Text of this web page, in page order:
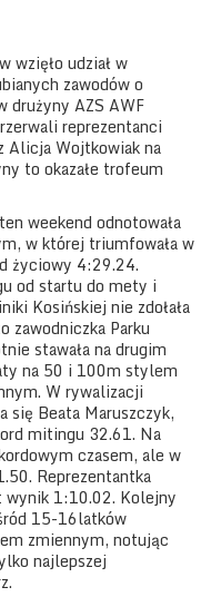
wzięło udział w
zawodów o
drużyny AZS AWF
reprezentanci
Alicja Wojtkowiak na
to okazałe trofeum
weekend odnotowała
w której triumfowała w
życiowy 4:29.24.
od startu do mety i
Kosińskiej nie zdołała
zawodniczka Parku
stawała na drugim
na 50 i 100m stylem
W rywalizacji
się Beata Maruszczyk,
mitingu 32.61. Na
czasem, ale w
Reprezentantka
wynik 1:10.02. Kolejny
15-16latków
zmiennym, notując
najlepszej